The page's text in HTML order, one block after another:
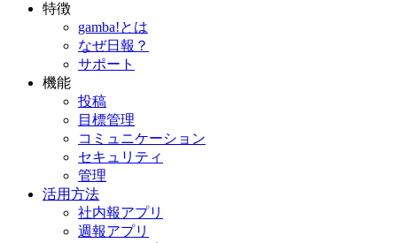
特徴
gamba!とは
なぜ日報？
サポート
機能
投稿
目標管理
コミュニケーション
セキュリティ
管理
活用方法
社内報アプリ
週報アプリ